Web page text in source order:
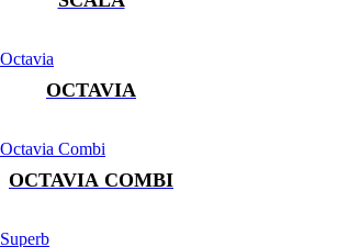
OCTAVIA
OCTAVIA COMBI